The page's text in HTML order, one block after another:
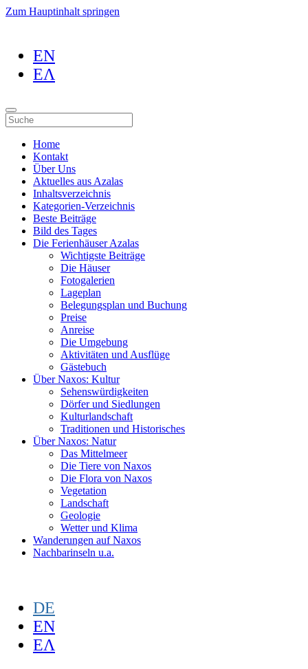
Zum Hauptinhalt springen
EN
ΕΛ
Home
Kontakt
Über Uns
Aktuelles aus Azalas
Inhaltsverzeichnis
Kategorien-Verzeichnis
Beste Beiträge
Bild des Tages
Die Ferienhäuser Azalas
Wichtigste Beiträge
Die Häuser
Fotogalerien
Lageplan
Belegungsplan und Buchung
Preise
Anreise
Die Umgebung
Aktivitäten und Ausflüge
Gästebuch
Über Naxos: Kultur
Sehenswürdigkeiten
Dörfer und Siedlungen
Kulturlandschaft
Traditionen und Historisches
Über Naxos: Natur
Das Mittelmeer
Die Tiere von Naxos
Die Flora von Naxos
Vegetation
Landschaft
Geologie
Wetter und Klima
Wanderungen auf Naxos
Nachbarinseln u.a.
DE
EN
ΕΛ